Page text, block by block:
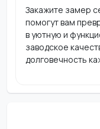
Закажите замер
помогут вам
в уютную и
заводское
долговечность